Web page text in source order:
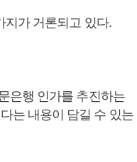
지가 거론되고 있다.
은행 인가를 추진하는
는 내용이 담길 수 있는